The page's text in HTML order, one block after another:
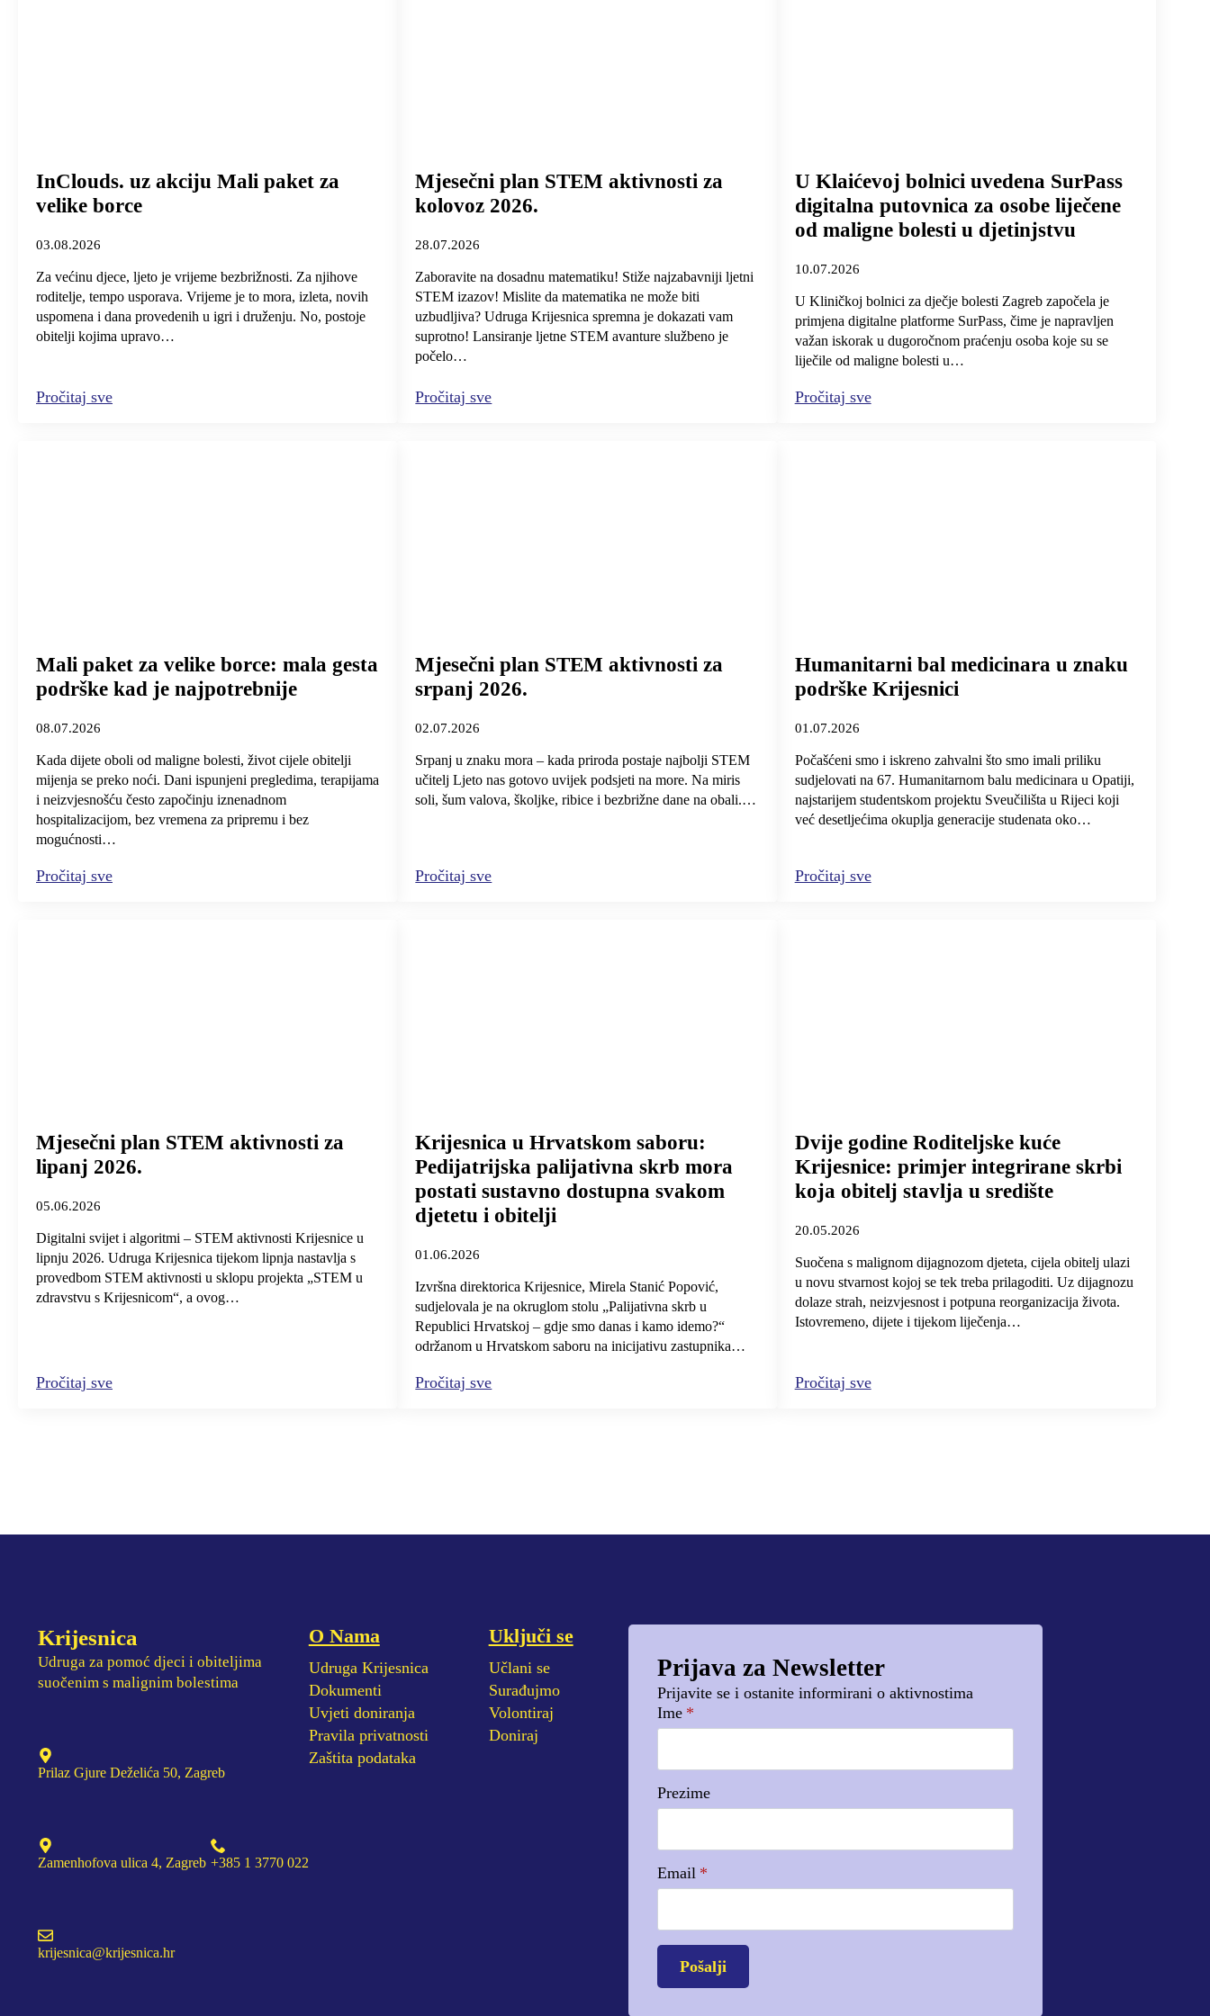
InClouds. uz akciju Mali paket za
velike borce
03.08.2026
Za većinu djece, ljeto je vrijeme bezbrižnosti. Za njihove
roditelje, tempo usporava. Vrijeme je to mora, izleta, novih
uspomena i dana provedenih u igri i druženju. No, postoje
obitelji kojima upravo…
Pročitaj sve
Mjesečni plan STEM aktivnosti za
kolovoz 2026.
28.07.2026
Zaboravite na dosadnu matematiku! Stiže najzabavniji ljetni
STEM izazov! Mislite da matematika ne može biti
uzbudljiva? Udruga Krijesnica spremna je dokazati vam
suprotno! Lansiranje ljetne STEM avanture službeno je
počelo…
Pročitaj sve
U Klaićevoj bolnici uvedena SurPass
digitalna putovnica za osobe liječene
od maligne bolesti u djetinjstvu
10.07.2026
U Kliničkoj bolnici za dječje bolesti Zagreb započela je
primjena digitalne platforme SurPass, čime je napravljen
važan iskorak u dugoročnom praćenju osoba koje su se
liječile od maligne bolesti u…
Pročitaj sve
Mali paket za velike borce: mala gesta
podrške kad je najpotrebnije
08.07.2026
Kada dijete oboli od maligne bolesti, život cijele obitelji
mijenja se preko noći. Dani ispunjeni pregledima, terapijama
i neizvjesnošću često započinju iznenadnom
hospitalizacijom, bez vremena za pripremu i bez
mogućnosti…
Pročitaj sve
Mjesečni plan STEM aktivnosti za
srpanj 2026.
02.07.2026
Srpanj u znaku mora – kada priroda postaje najbolji STEM
učitelj Ljeto nas gotovo uvijek podsjeti na more. Na miris
soli, šum valova, školjke, ribice i bezbrižne dane na obali.…
Pročitaj sve
Humanitarni bal medicinara u znaku
podrške Krijesnici
01.07.2026
Počašćeni smo i iskreno zahvalni što smo imali priliku
sudjelovati na 67. Humanitarnom balu medicinara u Opatiji,
najstarijem studentskom projektu Sveučilišta u Rijeci koji
već desetljećima okuplja generacije studenata oko…
Pročitaj sve
Mjesečni plan STEM aktivnosti za
lipanj 2026.
05.06.2026
Digitalni svijet i algoritmi – STEM aktivnosti Krijesnice u
lipnju 2026. Udruga Krijesnica tijekom lipnja nastavlja s
provedbom STEM aktivnosti u sklopu projekta „STEM u
zdravstvu s Krijesnicom“, a ovog…
Pročitaj sve
Krijesnica u Hrvatskom saboru:
Pedijatrijska palijativna skrb mora
postati sustavno dostupna svakom
djetetu i obitelji
01.06.2026
Izvršna direktorica Krijesnice, Mirela Stanić Popović,
sudjelovala je na okruglom stolu „Palijativna skrb u
Republici Hrvatskoj – gdje smo danas i kamo idemo?“
održanom u Hrvatskom saboru na inicijativu zastupnika…
Pročitaj sve
Dvije godine Roditeljske kuće
Krijesnice: primjer integrirane skrbi
koja obitelj stavlja u središte
20.05.2026
Suočena s malignom dijagnozom djeteta, cijela obitelj ulazi
u novu stvarnost kojoj se tek treba prilagoditi. Uz dijagnozu
dolaze strah, neizvjesnost i potpuna reorganizacija života.
Istovremeno, dijete i tijekom liječenja…
Pročitaj sve
Krijesnica
Udruga za pomoć djeci i obiteljima
suočenim s malignim bolestima
Prilaz Gjure Deželića 50, Zagreb
Zamenhofova ulica 4, Zagreb +385 1 3770 022
krijesnica@krijesnica.hr
O Nama
Udruga Krijesnica
Dokumenti
Uvjeti doniranja
Pravila privatnosti
Zaštita podataka
Uključi se
Učlani se
Surađujmo
Volontiraj
Doniraj
Prijava za Newsletter
Prijavite se i ostanite informirani o aktivnostima
Ime *
Prezime
Email *
Pošalji